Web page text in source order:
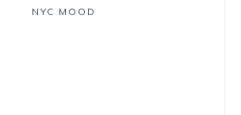
NYC MOOD